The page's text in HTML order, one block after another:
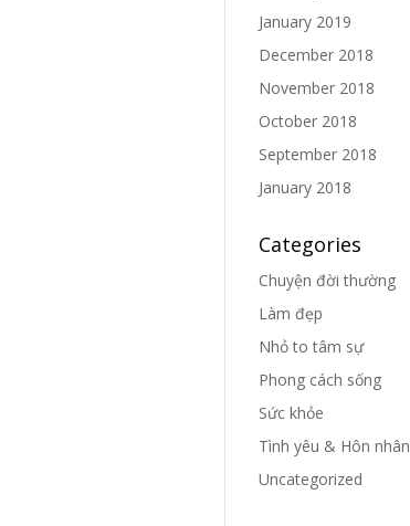
January 2019
December 2018
November 2018
October 2018
September 2018
January 2018
Categories
Chuyện đời thường
Làm đẹp
Nhỏ to tâm sự
Phong cách sống
Sức khỏe
Tình yêu & Hôn nhân
Uncategorized